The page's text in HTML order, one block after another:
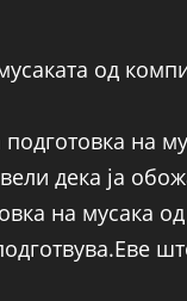
од
на
дека ја
на мусака